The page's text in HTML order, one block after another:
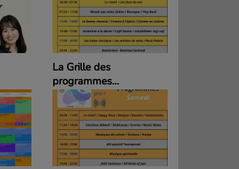
La Grille des
programmes
DIMANCHE